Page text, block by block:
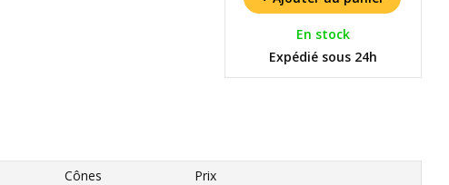
En stock
Expédié sous 24h
Cônes Prix